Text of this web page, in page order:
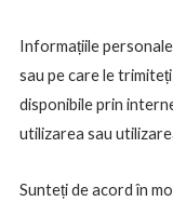
Informațiile
sau pe care le
disponibile prin
utilizarea sau
Sunteți de acord în